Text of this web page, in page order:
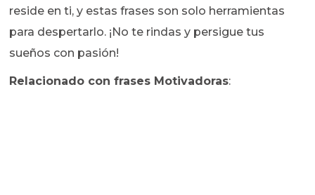
reside en ti, y estas frases son solo herramientas
para despertarlo. ¡No te rindas y persigue tus
sueños con pasión!
Relacionado con frases Motivadoras: